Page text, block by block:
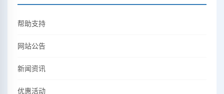
帮助支持
网站公告
新闻资讯
优惠活动